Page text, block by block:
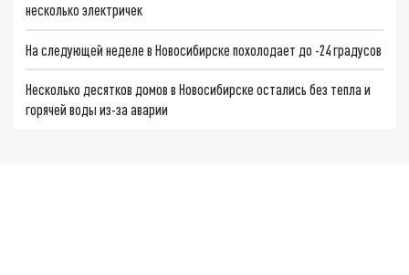
несколько электричек
На следующей неделе в Новосибирске похолодает до -24 градусов
Несколько десятков домов в Новосибирске остались без тепла и
горячей воды из-за аварии